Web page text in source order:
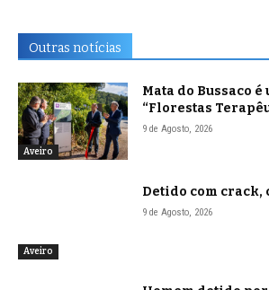
Outras notícias
Aveiro
Mata do Bussaco
“Florestas
9 de Agosto, 2026
Aveiro
Detido com
9 de Agosto, 2026